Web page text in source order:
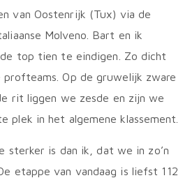
van Oostenrijk (Tux) via de
Molveno. Bart en ik
top tien te eindigen. Zo dicht
profteams. Op de gruwelijk zware
rit liggen we zesde en zijn we
plek in het algemene klassement.
sterker is dan ik, dat we in zo’n
etappe van vandaag is liefst 112